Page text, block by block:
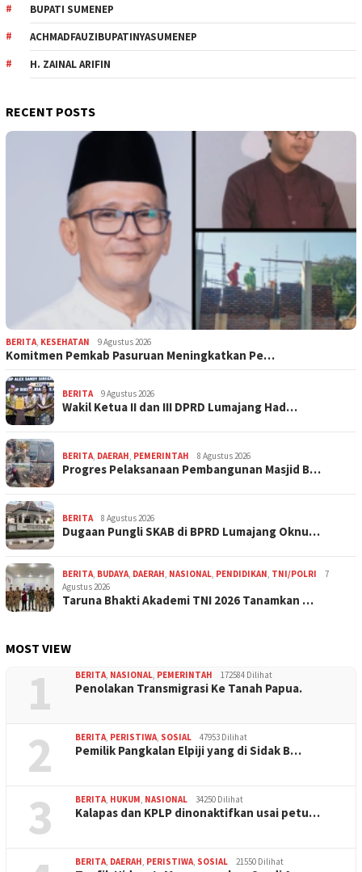
BUPATI SUMENEP
ACHMADFAUZIBUPATINYASUMENEP
H. ZAINAL ARIFIN
RECENT POSTS
BERITA KESEHATAN 9 Agustus 2026
Komitmen Pemkab Pasuruan Meningkatkan Pe…
BERITA 9 Agustus 2026
Wakil Ketua II dan III DPRD Lumajang Had…
BERITA DAERAH PEMERINTAH 8 Agustus 2026
Progres Pelaksanaan Pembangunan Masjid B…
BERITA 8 Agustus 2026
Dugaan Pungli SKAB di BPRD Lumajang Oknu…
BERITA BUDAYA DAERAH NASIONAL PENDIDIKAN TNI/POLRI
7
Agustus 2026
Taruna Bhakti Akademi TNI 2026 Tanamkan …
MOST VIEW
1 BERITA NASIONAL PEMERINTAH 172584 Dilihat
Penolakan Transmigrasi Ke Tanah Papua.
2 BERITA PERISTIWA SOSIAL 47953 Dilihat
Pemilik Pangkalan Elpiji yang di Sidak B…
3 BERITA HUKUM NASIONAL 34250 Dilihat
Kalapas dan KPLP dinonaktifkan usai petu…
BERITA DAERAH PERISTIWA SOSIAL 21550 Dilihat